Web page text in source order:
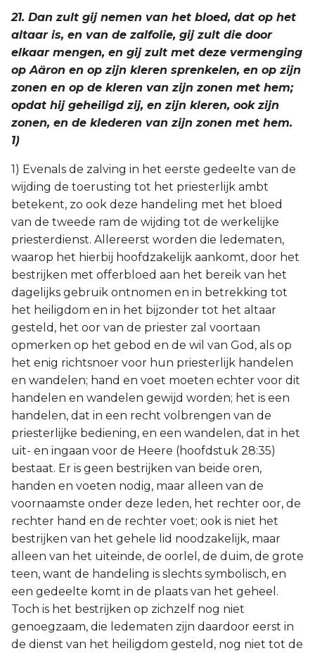
21. Dan zult gij nemen van het bloed, dat op het
altaar is, en van de zalfolie, gij zult die door
elkaar mengen, en gij zult met deze vermenging
op Aäron en op zijn kleren sprenkelen, en op zijn
zonen en op de kleren van zijn zonen met hem;
opdat hij geheiligd zij, en zijn kleren, ook zijn
zonen, en de klederen van zijn zonen met hem.
1)
1) Evenals de zalving in het eerste gedeelte van de
wijding de toerusting tot het priesterlijk ambt
betekent, zo ook deze handeling met het bloed
van de tweede ram de wijding tot de werkelijke
priesterdienst. Allereerst worden die ledematen,
waarop het hierbij hoofdzakelijk aankomt, door het
bestrijken met offerbloed aan het bereik van het
dagelijks gebruik ontnomen en in betrekking tot
het heiligdom en in het bijzonder tot het altaar
gesteld, het oor van de priester zal voortaan
opmerken op het gebod en de wil van God, als op
het enig richtsnoer voor hun priesterlijk handelen
en wandelen; hand en voet moeten echter voor dit
handelen en wandelen gewijd worden; het is een
handelen, dat in een recht volbrengen van de
priesterlijke bediening, en een wandelen, dat in het
uit- en ingaan voor de Heere (hoofdstuk 28:35)
bestaat. Er is geen bestrijken van beide oren,
handen en voeten nodig, maar alleen van de
voornaamste onder deze leden, het rechter oor, de
rechter hand en de rechter voet; ook is niet het
bestrijken van het gehele lid noodzakelijk, maar
alleen van het uiteinde, de oorlel, de duim, de grote
teen, want de handeling is slechts symbolisch, en
een gedeelte komt in de plaats van het geheel.
Toch is het bestrijken op zichzelf nog niet
genoegzaam, die ledematen zijn daardoor eerst in
de dienst van het heiligdom gesteld, nog niet tot de